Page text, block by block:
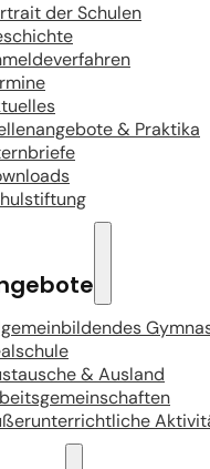
der Schulen
& Praktika
& Ausland